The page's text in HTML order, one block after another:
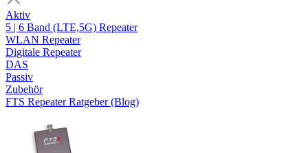
Aktiv
5 | 6 Band (LTE,5G) Repeater
WLAN Repeater
Digitale Repeater
DAS
Passiv
Zubehör
FTS Repeater Ratgeber (Blog)